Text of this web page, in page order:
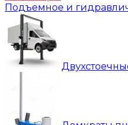
Подъемное и